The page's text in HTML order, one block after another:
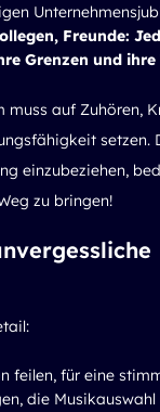
Freunde:
Grenzen und ihre
muss auf Zuhören,
setzen.
einzubeziehen,
zu bringen!
feilen, für eine
die